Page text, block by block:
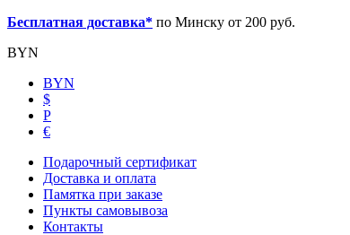
Бесплатная доставка* по Минску от 200 руб.
BYN
BYN
$
Р
€
Подарочный сертификат
Доставка и оплата
Памятка при заказе
Пункты самовывоза
Контакты